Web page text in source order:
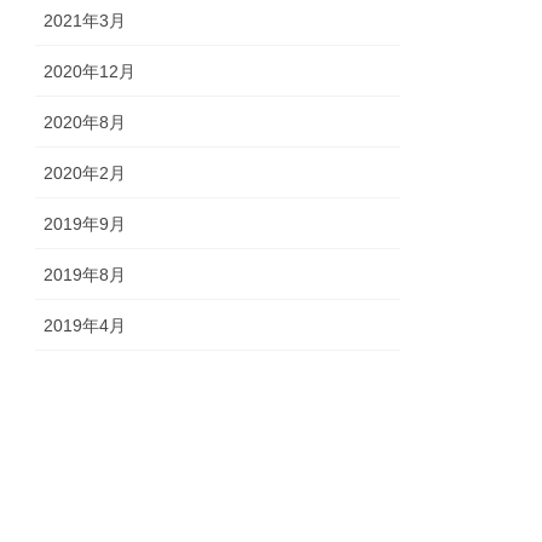
2021年3月
2020年12月
2020年8月
2020年2月
2019年9月
2019年8月
2019年4月